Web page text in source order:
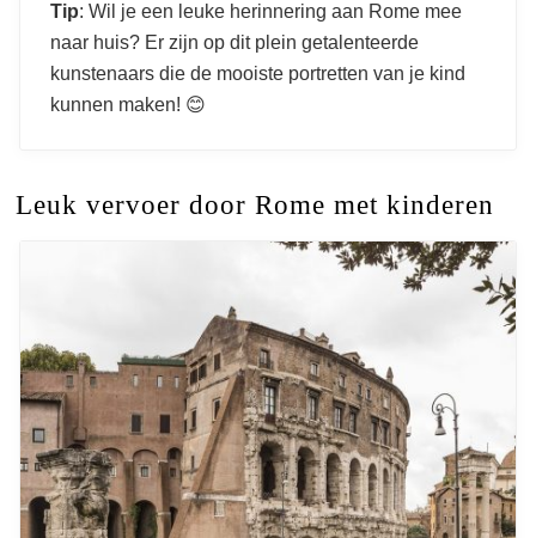
Tip: Wil je een leuke herinnering aan Rome mee
naar huis? Er zijn op dit plein getalenteerde
kunstenaars die de mooiste portretten van je kind
kunnen maken! 😊
Leuk vervoer door Rome met kinderen